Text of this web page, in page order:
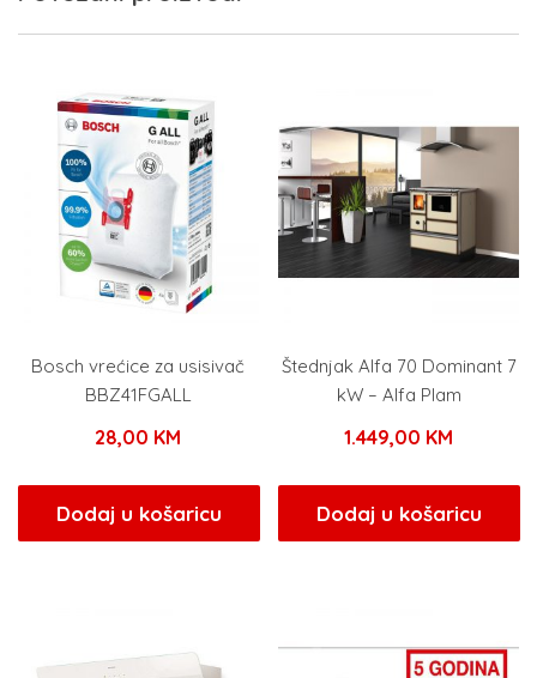
Bosch vrećice za usisivač
BBZ41FGALL
28,00 KM
Dodaj u košaricu
Štednjak Alfa 70 Dominant 7
kW – Alfa Plam
1.449,00 KM
Dodaj u košaricu